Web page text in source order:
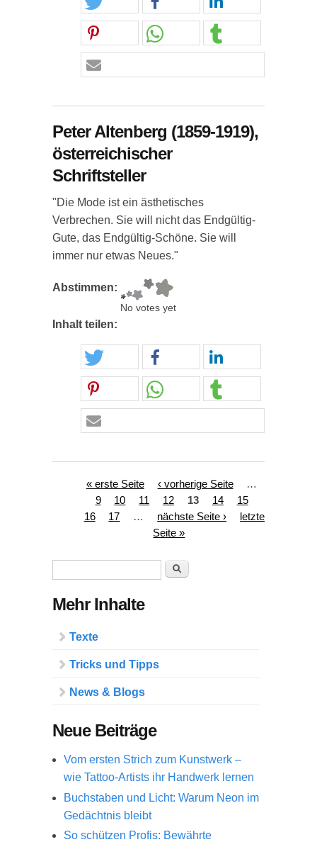
Peter Altenberg (1859-1919),
österreichischer
Schriftsteller
"Die Mode ist ein ästhetisches
Verbrechen. Sie will nicht das Endgültig-
Gute, das Endgültig-Schöne. Sie will
immer nur etwas Neues."
Abstimmen:
No votes yet
Inhalt teilen:
Seiten« erste Seite ‹ vorherige Seite
…
9
10 11 12 13 14
15
16
17 … nächste Seite ›
letzte
Seite »
Suche
Mehr Inhalte
Texte
Tricks und Tipps
News & Blogs
Neue Beiträge
Vom ersten Strich zum Kunstwerk –
wie Tattoo-Artists ihr Handwerk lernen
Buchstaben und Licht: Warum Neon im
Gedächtnis bleibt
So schützen Profis: Bewährte